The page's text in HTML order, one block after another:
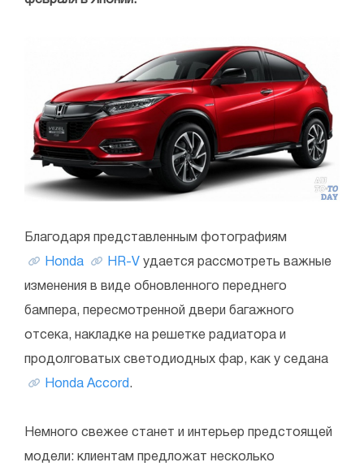
Благодаря представленным фотографиям
Honda HR-V удается рассмотреть важные
изменения в виде обновленного переднего
бампера, пересмотренной двери багажного
отсека, накладке на решетке радиатора и
продолговатых светодиодных фар, как у седана
Honda Accord .
Немного свежее станет и интерьер предстоящей
модели: клиентам предложат несколько